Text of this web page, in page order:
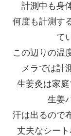
計測中も身
何度も計測す
て
この辺りの温
メラでは計
生姜灸は家
生姜
汗は出るので
丈夫なシー